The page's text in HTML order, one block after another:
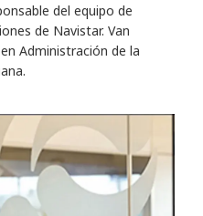
del equipo de
de Navistar. Van
Administración de la